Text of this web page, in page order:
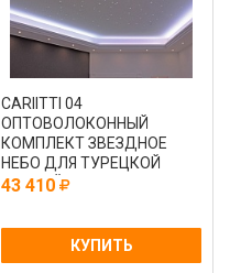
CARIITTI 04
ОПТОВОЛОКОННЫЙ
КОМПЛЕКТ ЗВЕЗДНОЕ
НЕБО ДЛЯ ТУРЕЦКОЙ
ПАРНОЙ С ПРОЕКТОРОМ
43 410
КУПИТЬ